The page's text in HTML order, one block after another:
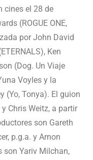
cines el 28 de
(ROGUE ONE,
por John David
Ken
(Dog. Un Viaje
Voyles y la
(Yo, Tonya). El guion
Chris Weitz, a partir
son Gareth
p.g.a. y Arnon
son Yariv Milchan,